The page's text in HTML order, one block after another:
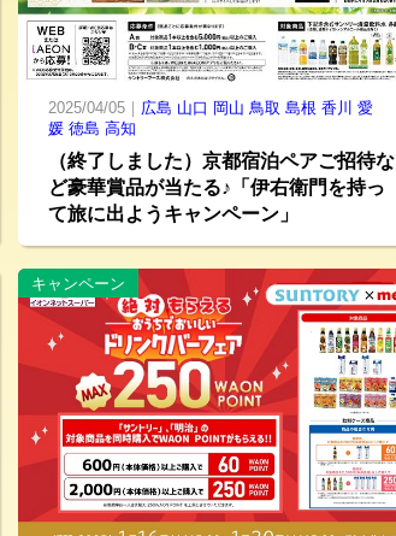
2025/04/05｜ 広島 山口 岡山 鳥取 島根 香川 愛
媛 徳島 高知
（終了しました）京都宿泊ペアご招待な
ど豪華賞品が当たる♪「伊右衛門を持っ
て旅に出ようキャンペーン」
キャンペーン